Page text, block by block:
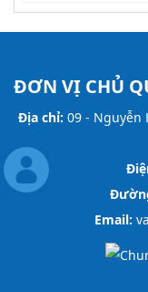
ĐƠN VỊ CHỦ
Địa chỉ: 09 - Nguyễn
Email: